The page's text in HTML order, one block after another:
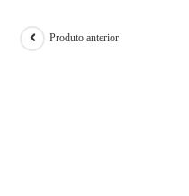
Produto anterior